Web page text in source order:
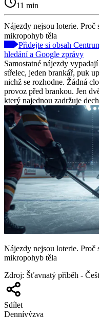
11 min
Nájezdy nejsou loterie. Proč
mikropohyb těla
Přidejte si obsah
hledání a Google zprávy
Samostatné nájezdy
střelec, jeden brankář, puk
nichž se rozhodne. Žádná
provoz před brankou. Jen
který najednou zadržuje
Nájezdy nejsou loterie. Proč
mikropohyb těla
Zdroj: Šťavnatý příběh -
Sdílet
Dennívýzva